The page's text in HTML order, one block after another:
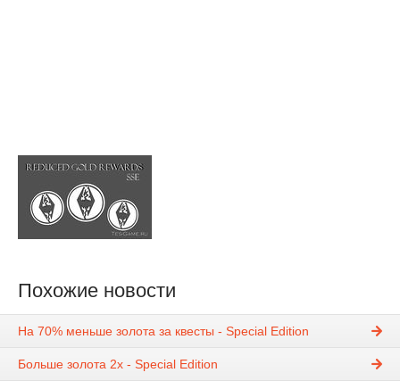
Похожие новости
На 70% меньше золота за квесты - Special Edition
Больше золота 2х - Special Edition